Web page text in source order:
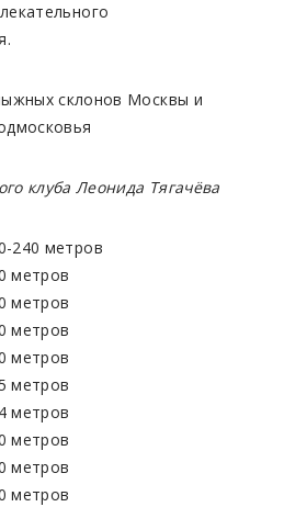
клуба Леонида Тягачёва
240 метров
метров
метров
метров
метров
метров
метров
метров
метров
метров